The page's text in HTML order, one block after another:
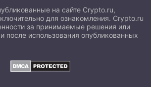
на сайте Crypto.ru,
для ознакомления. Crypto.ru
за принимаемые решения или
после использования опубликованных